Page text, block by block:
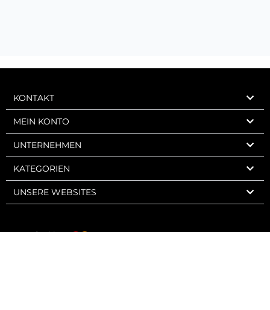
KONTAKT
MEIN KONTO
UNTERNEHMEN
KATEGORIEN
UNSERE WEBSITES